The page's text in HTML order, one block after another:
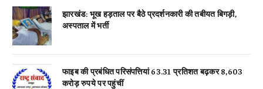
झारखंड: भूख हड़ताल पर बैठे प्रदर्शनकारी की तबीयत बिगड़ी,
अस्पताल में भर्ती
फाइब की प्रबंधित परिसंपत्तियां 63.31 प्रतिशत बढ़कर 8,603
करोड़ रुपये पर पहुंचीं